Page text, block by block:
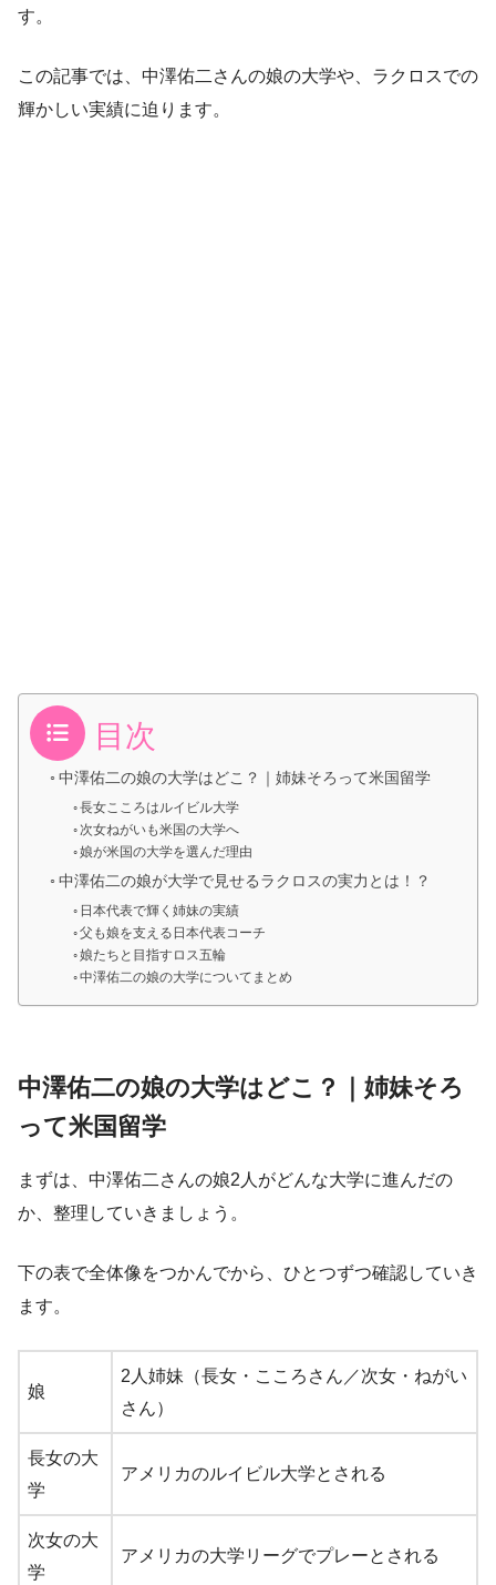
す。
この記事では、中澤佑二さんの娘の大学や、ラクロスでの
輝かしい実績に迫ります。
目次
中澤佑二の娘の大学はどこ？｜姉妹そろって米国留学
長女こころはルイビル大学
次女ねがいも米国の大学へ
娘が米国の大学を選んだ理由
中澤佑二の娘が大学で見せるラクロスの実力とは！？
日本代表で輝く姉妹の実績
父も娘を支える日本代表コーチ
娘たちと目指すロス五輪
中澤佑二の娘の大学についてまとめ
中澤佑二の娘の大学はどこ？｜姉妹そろ
って米国留学
まずは、中澤佑二さんの娘2人がどんな大学に進んだの
か、整理していきましょう。
下の表で全体像をつかんでから、ひとつずつ確認していき
ます。
娘
2人姉妹（長女・こころさん／次女・ねがい
さん）
長女の大
学
アメリカのルイビル大学とされる
次女の大
学
アメリカの大学リーグでプレーとされる